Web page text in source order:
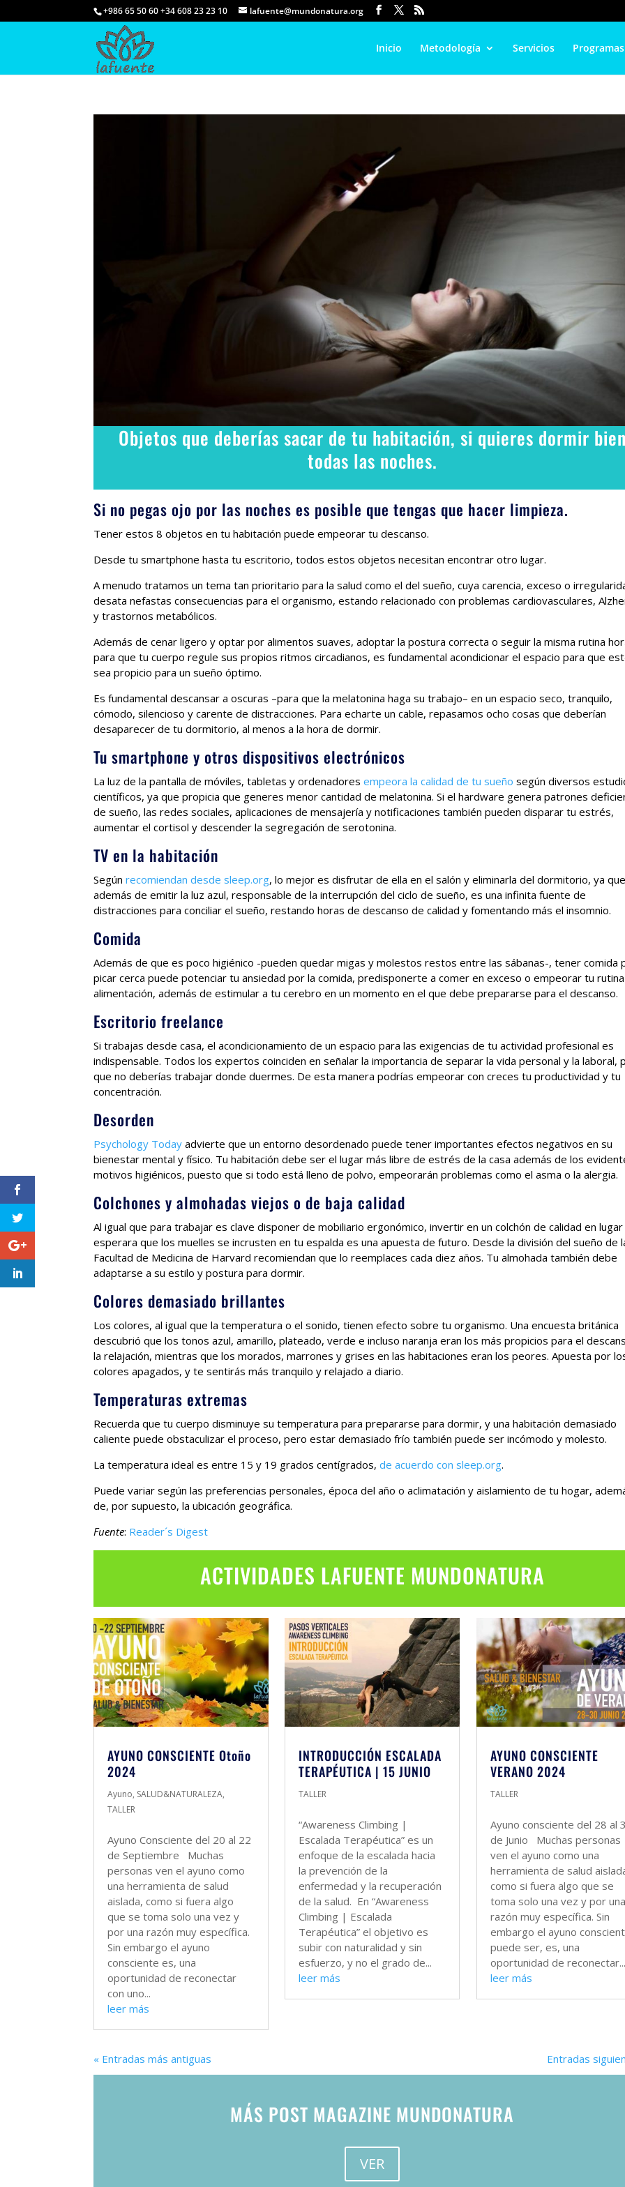
+986 65 50 60 +34 608 23 23 10 lafuente@mundonatura.org
Inicio Metodología Servicios
Objetos que deberías sacar de tu habitación, si quieres dormir bien
todas las noches.
Si no pegas ojo por las noches es posible que tengas que hacer limpieza.
Tener estos 8 objetos en tu habitación puede empeorar tu descanso.
Desde tu smartphone hasta tu escritorio, todos estos objetos necesitan encontrar otro lugar.
A menudo tratamos un tema tan prioritario para la salud como el del sueño, cuya carencia, exceso o
desata nefastas consecuencias para el organismo, estando relacionado con problemas cardiovasculares,
y trastornos metabólicos.
Además de cenar ligero y optar por alimentos suaves, adoptar la postura correcta o seguir la misma rutina
para que tu cuerpo regule sus propios ritmos circadianos, es fundamental acondicionar el espacio para que
sea propicio para un sueño óptimo.
Es fundamental descansar a oscuras –para que la melatonina haga su trabajo– en un espacio seco, tranquilo,
cómodo, silencioso y carente de distracciones. Para echarte un cable, repasamos ocho cosas que deberían
desaparecer de tu dormitorio, al menos a la hora de dormir.
Tu smartphone y otros dispositivos electrónicos
La luz de la pantalla de móviles, tabletas y ordenadoresempeora la calidad de tu sueño según diversos
científicos, ya que propicia que generes menor cantidad de melatonina. Si el hardware genera patrones
de sueño, las redes sociales, aplicaciones de mensajería y notificaciones también pueden disparar tu estrés,
aumentar el cortisol y descender la segregación de serotonina.
TV en la habitación
Segúnrecomiendan desde sleep.org, lo mejor es disfrutar de ella en el salón y eliminarla del dormitorio, ya que
además de emitir la luz azul, responsable de la interrupción del ciclo de sueño, es una infinita fuente de
distracciones para conciliar el sueño, restando horas de descanso de calidad y fomentando más el insomnio.
Comida
Además de que es poco higiénico -pueden quedar migas y molestos restos entre las sábanas-, tener comida
picar cerca puede potenciar tu ansiedad por la comida, predisponerte a comer en exceso o empeorar tu
alimentación, además de estimular a tu cerebro en un momento en el que debe prepararse para el descanso.
Escritorio freelance
Si trabajas desde casa, el acondicionamiento de un espacio para las exigencias de tu actividad profesional es
indispensable. Todos los expertos coinciden en señalar la importancia de separar la vida personal y la laboral,
que no deberías trabajar donde duermes. De esta manera podrías empeorar con creces tu productividad y tu
concentración.
Desorden
Psychology Today advierte que un entorno desordenado puede tener importantes efectos negativos en su
bienestar mental y físico. Tu habitación debe ser el lugar más libre de estrés de la casa además de los
motivos higiénicos, puesto que si todo está lleno de polvo, empeorarán problemas como el asma o la alergia.
Colchones y almohadas viejos o de baja calidad
Al igual que para trabajar es clave disponer de mobiliario ergonómico, invertir en un colchón de calidad en
esperara que los muelles se incrusten en tu espalda es una apuesta de futuro. Desde la división del sueño de
Facultad de Medicina de Harvard recomiendan que lo reemplaces cada diez años. Tu almohada también debe
adaptarse a su estilo y postura para dormir.
Colores demasiado brillantes
Los colores, al igual que la temperatura o el sonido, tienen efecto sobre tu organismo. Una encuesta británica
descubrió que los tonos azul, amarillo, plateado, verde e incluso naranja eran los más propicios para el
la relajación, mientras que los morados, marrones y grises en las habitaciones eran los peores. Apuesta por
colores apagados, y te sentirás más tranquilo y relajado a diario.
Temperaturas extremas
Recuerda que tu cuerpo disminuye su temperatura para prepararse para dormir, y una habitación demasiado
caliente puede obstaculizar el proceso, pero estar demasiado frío también puede ser incómodo y molesto.
La temperatura ideal es entre 15 y 19 grados centígrados,de acuerdo con sleep.org.
Puede variar según las preferencias personales, época del año o aclimatación y aislamiento de tu hogar,
de, por supuesto, la ubicación geográfica.
Fuente: Reader´s Digest
ACTIVIDADES LAFUENTE MUNDONATURA
AYUNO CONSCIENTE Otoño
2024
Ayuno, SALUD&NATURALEZA,
TALLER
Ayuno Consciente del 20 al 22
de Septiembre Muchas
personas ven el ayuno como
una herramienta de salud
aislada, como si fuera algo
que se toma solo una vez y
por una razón muy específica.
Sin embargo el ayuno
consciente es, una
oportunidad de reconectar
con uno...
leer más
INTRODUCCIÓN ESCALADA
TERAPÉUTICA | 15 JUNIO
TALLER
“Awareness Climbing |
Escalada Terapéutica” es un
enfoque de la escalada hacia
la prevención de la
enfermedad y la recuperación
de la salud. En “Awareness
Climbing | Escalada
Terapéutica” el objetivo es
subir con naturalidad y sin
esfuerzo, y no el grado de...
leer más
AYUNO CONSCIENTE
VERANO 2024
TALLER
Ayuno consciente del 28 al
de Junio Muchas personas
ven el ayuno como una
herramienta de salud
como si fuera algo que se
toma solo una vez y por una
razón muy específica. Sin
embargo el ayuno
puede ser, es, una
oportunidad de reconectar...
leer más
« Entradas más antiguas Entradas
MÁS POST MAGAZINE MUNDONATURA
VER